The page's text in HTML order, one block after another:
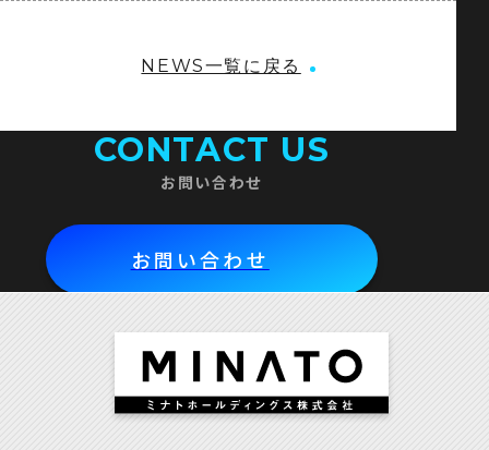
NEWS一覧に戻る
CONTACT US
お問い合わせ
お問い合わせ